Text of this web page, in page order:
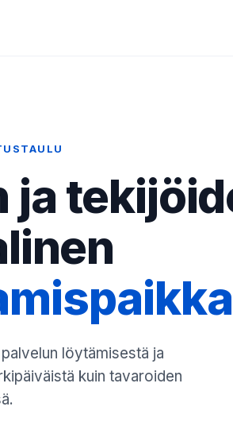
ja
löytämisestä ja
kuin tavaroiden